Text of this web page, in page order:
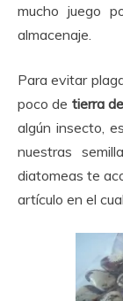
mucho juego
almacenaje.
Para evitar
poco de tierra
algún insecto,
nuestras
diatomeas te
artículo en el